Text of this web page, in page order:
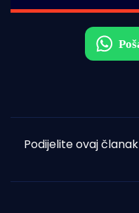
Podijelite ovaj članak